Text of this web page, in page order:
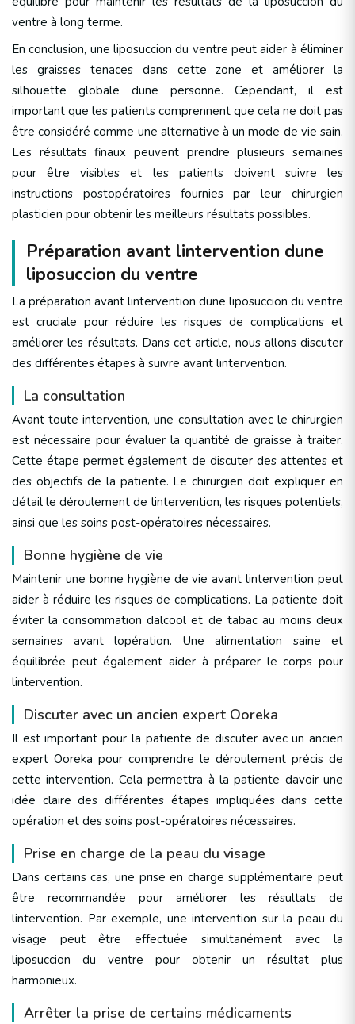
ventre à long terme.
En conclusion, une liposuccion du ventre peut aider à éliminer
les graisses tenaces dans cette zone et améliorer la
silhouette globale dune personne. Cependant, il est
important que les patients comprennent que cela ne doit pas
être considéré comme une alternative à un mode de vie sain.
Les résultats finaux peuvent prendre plusieurs semaines
pour être visibles et les patients doivent suivre les
instructions postopératoires fournies par leur chirurgien
plasticien pour obtenir les meilleurs résultats possibles.
Préparation avant lintervention dune
liposuccion du ventre
La préparation avant lintervention dune liposuccion du ventre
est cruciale pour réduire les risques de complications et
améliorer les résultats. Dans cet article, nous allons discuter
des différentes étapes à suivre avant lintervention.
La consultation
Avant toute intervention, une consultation avec le chirurgien
est nécessaire pour évaluer la quantité de graisse à traiter.
Cette étape permet également de discuter des attentes et
des objectifs de la patiente. Le chirurgien doit expliquer en
détail le déroulement de lintervention, les risques potentiels,
ainsi que les soins post-opératoires nécessaires.
Bonne hygiène de vie
Maintenir une bonne hygiène de vie avant lintervention peut
aider à réduire les risques de complications. La patiente doit
éviter la consommation dalcool et de tabac au moins deux
semaines avant lopération. Une alimentation saine et
équilibrée peut également aider à préparer le corps pour
lintervention.
Discuter avec un ancien expert Ooreka
Il est important pour la patiente de discuter avec un ancien
expert Ooreka pour comprendre le déroulement précis de
cette intervention. Cela permettra à la patiente davoir une
idée claire des différentes étapes impliquées dans cette
opération et des soins post-opératoires nécessaires.
Prise en charge de la peau du visage
Dans certains cas, une prise en charge supplémentaire peut
être recommandée pour améliorer les résultats de
lintervention. Par exemple, une intervention sur la peau du
visage peut être effectuée simultanément avec la
liposuccion du ventre pour obtenir un résultat plus
harmonieux.
Arrêter la prise de certains médicaments